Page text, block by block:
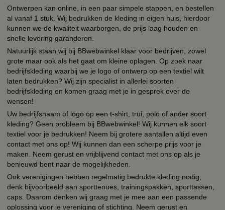
Ontwerpen kan online, in een paar simpele stappen, en bestellen
al vanaf 1 stuk. Wij bedrukken de kleding in eigen huis, hierdoor
kunnen we de kwaliteit waarborgen, de prijs laag houden en
snelle levering garanderen.
Natuurlijk staan wij bij BBwebwinkel klaar voor bedrijven, zowel
grote maar ook als het gaat om kleine oplagen. Op zoek naar
bedrijfskleding waarbij we je logo of ontwerp op een textiel wilt
laten bedrukken? Wij zijn specialist in allerlei soorten
bedrijfskleding en komen graag met je in gesprek over de
wensen!
Uw bedrijfsnaam of logo op een t-shirt, trui, polo of ander soort
kleding? Geen probleem bij BBwebwinkel! Wij kunnen elk soort
textiel voor je bedrukken! Neem bij grotere aantallen altijd even
contact met ons op! Wij kunnen dan een scherpe prijs voor je
maken. Neem gerust en vrijblijvend contact met ons op als je
benieuwd bent naar de mogelijkheden.
Ook verenigingen hebben regelmatig bedrukte kleding nodig,
denk bijvoorbeeld aan sporttenues, trainingspakken, sporttassen,
caps. Daarom denken wij graag met je mee aan een passende
oplossing voor je vereniging of stichting. Neem gerust en